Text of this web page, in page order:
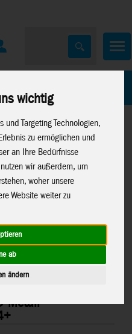
wichtig
und Targeting Technologien,
zu ermöglichen und
an Ihre Bedürfnisse
wir außerdem, um
woher unsere
Website weiter zu
ab
ändern
Spielwaren >
Game of Thrones
Metall-